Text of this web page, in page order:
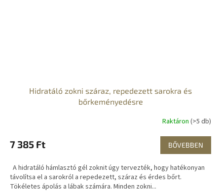
Hidratáló zokni száraz, repedezett sarokra és
bőrkeményedésre
Raktáron (>5 db)
7 385 Ft BŐVEBBEN
A hidratáló hámlasztó gél zoknit úgy tervezték, hogy hatékonyan
távolítsa el a sarokról a repedezett, száraz és érdes bőrt.
Tökéletes ápolás a lábak számára. Minden zokni...